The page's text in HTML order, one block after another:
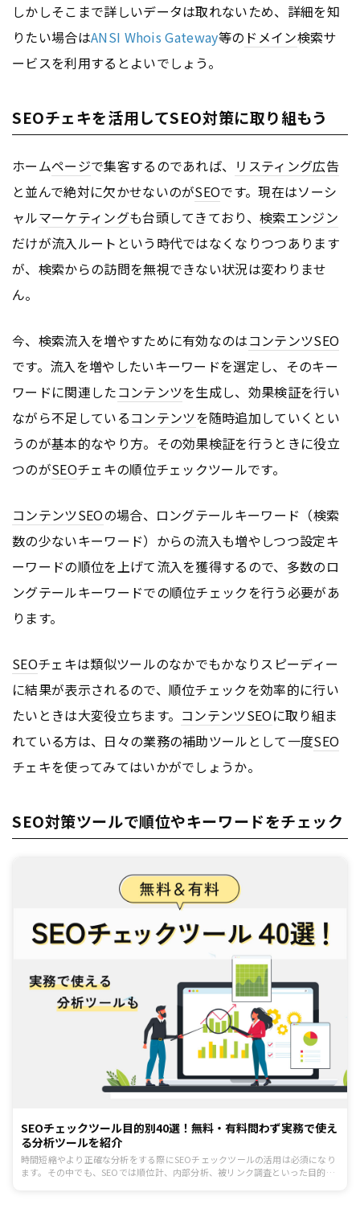
しかしそこまで詳しいデータは取れないため、詳細を知
りたい場合はANSI Whois Gateway等の ドメイン検索サ
ービスを利用するとよいでしょう。
SEOチェキを活用してSEO対策に取り組もう
ホームページで集客するのであれば、 リスティング広告
と並んで絶対に欠かせないのがSEOです。現在はソーシ
ャルマーケティングも台頭してきており、検索エンジン
だけが流入ルートという時代ではなくなりつつあります
が、検索からの訪問を無視できない状況は変わりませ
ん。
今、検索流入を増やすために有効なのはコンテンツSEO
です。流入を増やしたいキーワードを選定し、そのキー
ワードに関連したコンテンツを生成し、効果検証を行い
ながら不足しているコンテンツを随時追加していくとい
うのが基本的なやり方。その効果検証を行うときに役立
つのがSEOチェキの順位チェックツールです。
コンテンツSEOの場合、ロングテールキーワード（検索
数の少ないキーワード）からの流入も増やしつつ設定キ
ーワードの順位を上げて流入を獲得するので、多数のロ
ングテールキーワードでの順位チェックを行う必要があ
ります。
SEOチェキは類似ツールのなかでもかなりスピーディー
に結果が表示されるので、順位チェックを効率的に行い
たいときは大変役立ちます。 コンテンツSEOに取り組ま
れている方は、日々の業務の補助ツールとして一度SEO
チェキを使ってみてはいかがでしょうか。
SEO対策ツールで順位やキーワードをチェック
SEOチェックツール目的別40選！無料・有料問わず実務で使え
る分析ツールを紹介
時間短縮やより正確な分析をする際にSEOチェックツールの活用は必須になり
ます。その中でも、SEOでは順位計、内部分析、被リンク調査といった目的の